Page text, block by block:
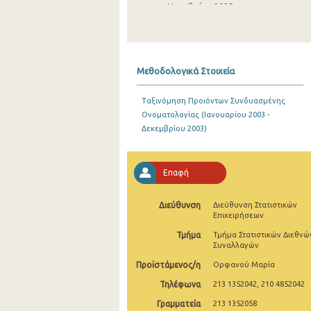
Νοεμβρίου 2025
Ιουλίου 2025
Ιουνίου 2025
Απριλίου 2025
Μαρτίου 2025
Φεβρουαρίου 2025
Δεκεμβρίου 2024
Νοεμβρίου 2024
Μεθοδολογικά Στοιχεία
Ταξινόμηση Προιόντων Συνδυασμένης
Ονοματολογίας (Ιανουαρίου 2003 -
Δεκεμβρίου 2003)
Επαφή
Διεύθυνση
Διεύθυνση Στατιστικών
Επιχειρήσεων
Τμήμα
Τμήμα Στατιστικών
Συναλλαγών
Προϊστάμενος/η Ορφανού Μαρία
Τηλέφωνα 213 1352042, 210 4852042
Γραμματεία 213 1352058